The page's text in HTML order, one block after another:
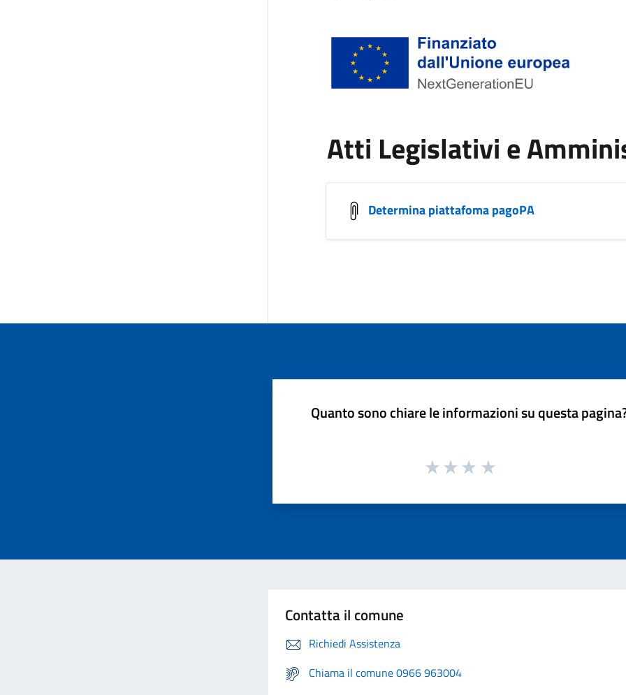
Atti Legislativi e
Determina piattafoma pagoPA
Quanto sono chiare le informazioni su questa
Contatta il comune
Richiedi Assistenza
Chiama il comune 0966 963004